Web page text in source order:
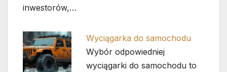
inwestorów,…
Wyciągarka do samochodu
Wybór odpowiedniej
wyciągarki do samochodu to